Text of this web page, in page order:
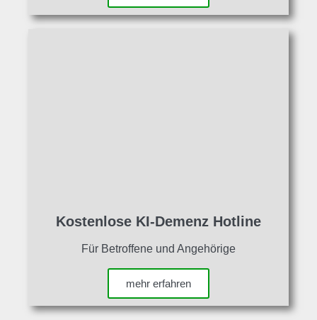
Kostenlose KI-Demenz Hotline
Für Betroffene und Angehörige
mehr erfahren